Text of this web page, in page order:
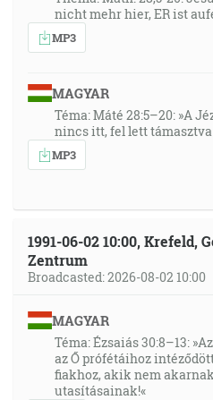
nicht mehr hier, ER ist
MP3
MAGYAR
Téma: Máté 28:5–20: »A
nincs itt, fel lett támasztva
MP3
1991-06-02 10:00, Krefeld,
Zentrum
Broadcasted: 2026-08-02 10:00
MAGYAR
Téma: Ézsaiás 30:8–13:
az Ő prófétáihoz
fiakhoz, akik nem
utasításainak!«